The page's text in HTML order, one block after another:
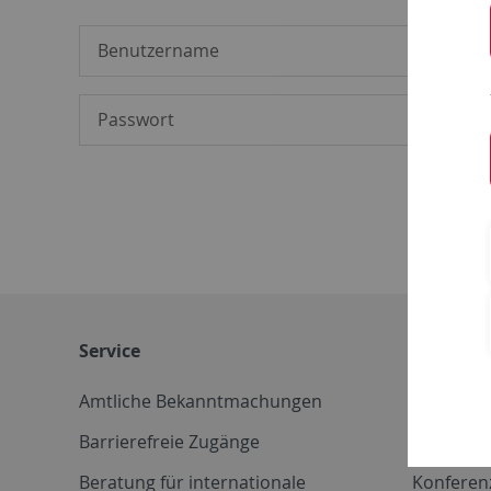
Service
Amtliche Bekanntmachungen
Barrierefreie Zugänge
Beratung für internationale